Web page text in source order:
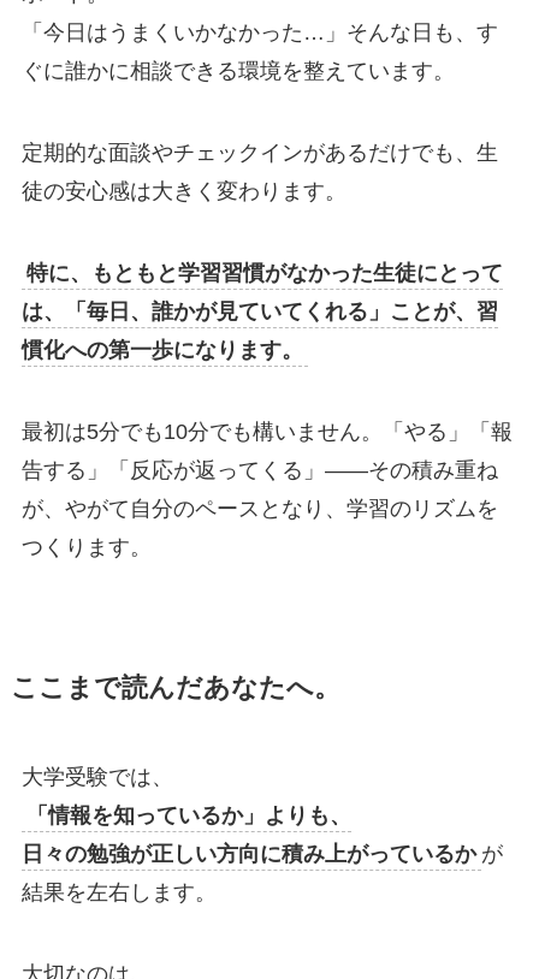
「今日はうまくいかなかった…」そんな日も、す
ぐに誰かに相談できる環境を整えています。
定期的な面談やチェックインがあるだけでも、生
徒の安心感は大きく変わります。
特に、もともと学習習慣がなかった生徒にとって
は、「毎日、誰かが見ていてくれる」ことが、習
慣化への第一歩になります。
最初は5分でも10分でも構いません。「やる」「報
告する」「反応が返ってくる」——その積み重ね
が、やがて自分のペースとなり、学習のリズムを
つくります。
ここまで読んだあなたへ。
大学受験では、
「情報を知っているか」よりも、
日々の勉強が正しい方向に積み上がっているか が
結果を左右します。
大切なのは、